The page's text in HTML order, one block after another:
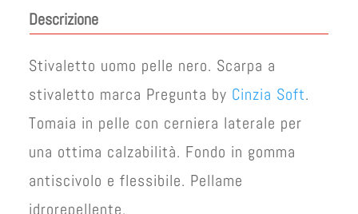
Descrizione
Stivaletto uomo pelle nero. Scarpa a
stivaletto marca Pregunta by Cinzia Soft.
Tomaia in pelle con cerniera laterale per
una ottima calzabilità. Fondo in gomma
antiscivolo e flessibile. Pellame
idrorepellente.